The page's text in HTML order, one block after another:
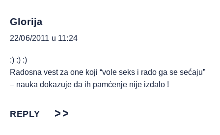
Glorija
22/06/2011 u 11:24
:) :) :)
Radosna vest za one koji “vole seks i rado ga se sećaju”
– nauka dokazuje da ih pamćenje nije izdalo !
REPLY